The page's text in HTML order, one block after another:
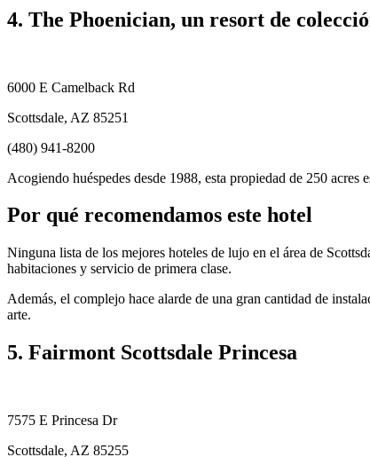
4. The Phoenician, un resort de
6000 E Camelback Rd
Scottsdale, AZ 85251
(480) 941-8200
Acogiendo huéspedes desde 1988, esta propiedad de 250
Por qué recomendamos este hotel
Ninguna lista de los mejores hoteles de lujo en el área de
habitaciones y servicio de primera clase.
Además, el complejo hace alarde de una gran cantidad de
arte.
5. Fairmont Scottsdale Princesa
7575 E Princesa Dr
Scottsdale, AZ 85255